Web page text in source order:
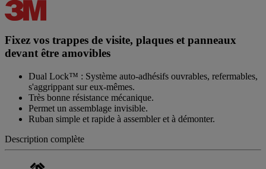
Fixez vos trappes de visite, plaques et panneaux
devant être amovibles
Dual Lock™ : Système auto-adhésifs ouvrables, refermables,
s'aggrippant sur eux-mêmes.
Très bonne résistance mécanique.
Permet un assemblage invisible.
Ruban simple et rapide à assembler et à démonter.
Description complète